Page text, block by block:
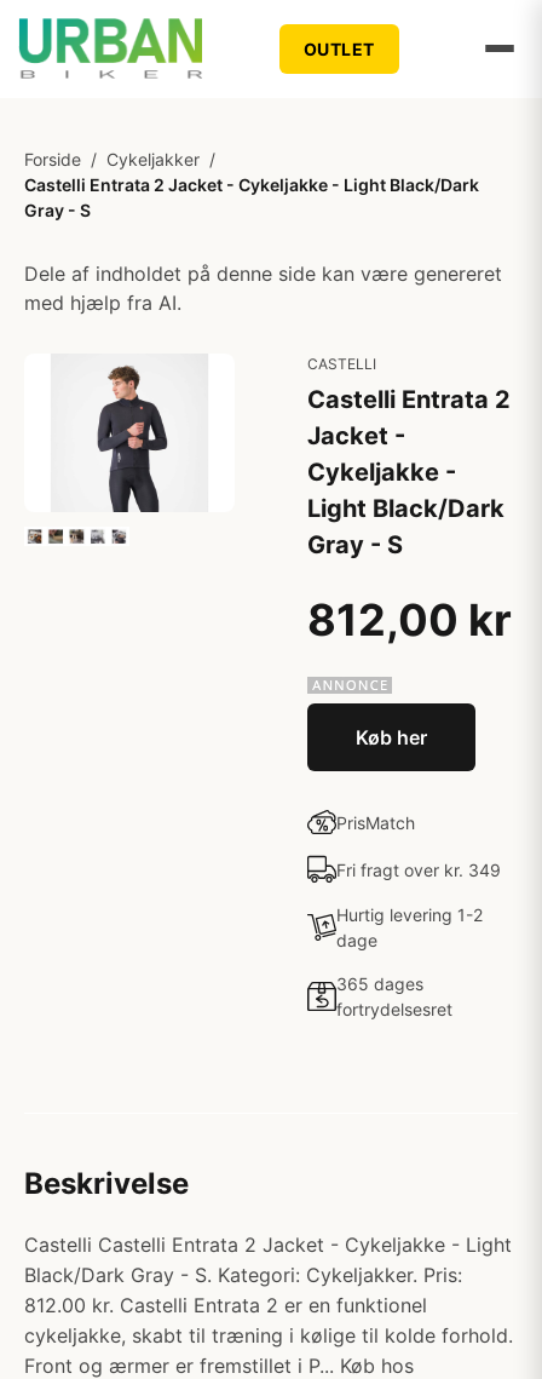
OUTLET
Forside / Cykeljakker /
Castelli Entrata 2 Jacket - Cykeljakke - Light Black/Dark
Gray - S
Dele af indholdet på denne side kan være genereret
med hjælp fra AI.
CASTELLI
Castelli Entrata 2
Jacket -
Cykeljakke -
Light Black/Dark
Gray - S
812,00 kr
Køb her
PrisMatch
Fri fragt over kr. 349
Hurtig levering 1-2
dage
365 dages
fortrydelsesret
Beskrivelse
Castelli Castelli Entrata 2 Jacket - Cykeljakke - Light
Black/Dark Gray - S. Kategori: Cykeljakker. Pris:
812.00 kr. Castelli Entrata 2 er en funktionel
cykeljakke, skabt til træning i kølige til kolde forhold.
Front og ærmer er fremstillet i P... Køb hos